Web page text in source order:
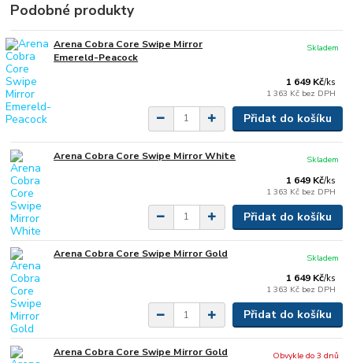
Podobné produkty
Arena Cobra Core Swipe Mirror
Emereld-Peacock
1 649 Kč/ks
1 363 Kč bez DPH
Skladem
Přidat do košíku
Arena Cobra Core Swipe Mirror White
1 649 Kč/ks
1 363 Kč bez DPH
Skladem
Přidat do košíku
Arena Cobra Core Swipe Mirror Gold
1 649 Kč/ks
1 363 Kč bez DPH
Skladem
Přidat do košíku
Arena Cobra Core Swipe Mirror Gold
Obvykle do 3 dnů